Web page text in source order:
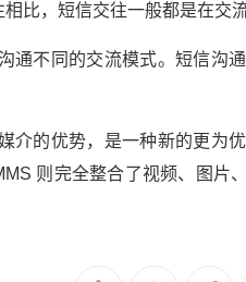
比，短信交往一般都是在交
通不同的交流模式。短信沟
介的优势，是一种新的更为
则完全整合了视频、图片